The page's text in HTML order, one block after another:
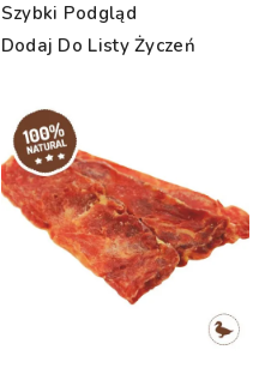
Szybki Podgląd
Dodaj Do Listy Życzeń